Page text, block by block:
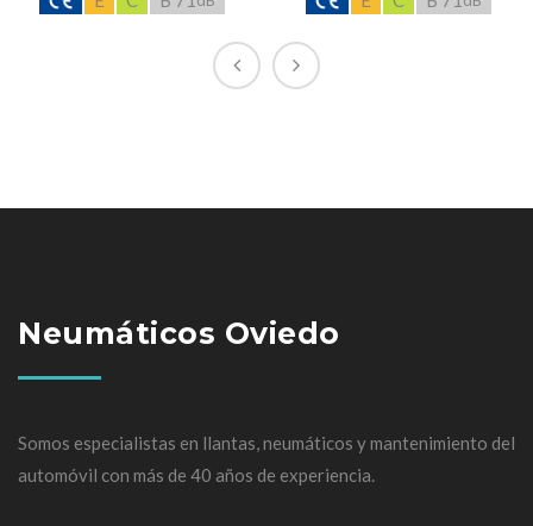
Neumáticos Oviedo
Somos especialistas en llantas, neumáticos y mantenimiento del
automóvil con más de 40 años de experiencia.